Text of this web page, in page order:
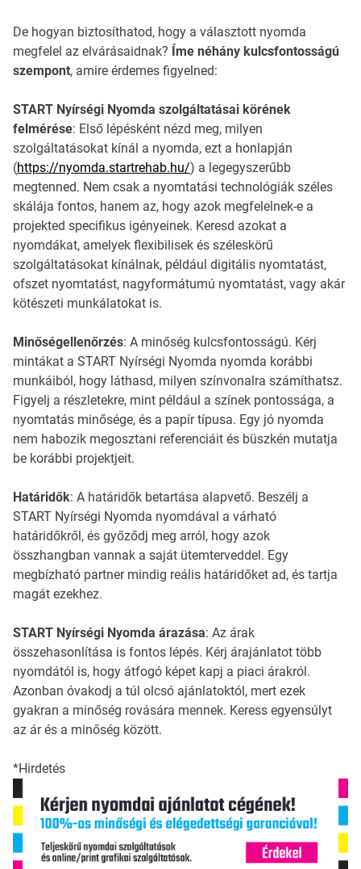
De hogyan biztosíthatod, hogy a választott nyomda
megfelel az elvárásaidnak? Íme néhány kulcsfontosságú
szempont, amire érdemes figyelned:
START Nyírségi Nyomda szolgáltatásai körének
felmérése: Első lépésként nézd meg, milyen
szolgáltatásokat kínál a nyomda, ezt a honlapján
(https://nyomda.startrehab.hu/) a legegyszerűbb
megtenned. Nem csak a nyomtatási technológiák széles
skálája fontos, hanem az, hogy azok megfelelnek-e a
projekted specifikus igényeinek. Keresd azokat a
nyomdákat, amelyek flexibilisek és széleskörű
szolgáltatásokat kínálnak, például digitális nyomtatást,
ofszet nyomtatást, nagyformátumú nyomtatást, vagy akár
kötészeti munkálatokat is.
Minőségellenőrzés: A minőség kulcsfontosságú. Kérj
mintákat a START Nyírségi Nyomda nyomda korábbi
munkáiból, hogy láthasd, milyen színvonalra számíthatsz.
Figyelj a részletekre, mint például a színek pontossága, a
nyomtatás minősége, és a papír típusa. Egy jó nyomda
nem habozik megosztani referenciáit és büszkén mutatja
be korábbi projektjeit.
Határidők: A határidők betartása alapvető. Beszélj a
START Nyírségi Nyomda nyomdával a várható
határidőkről, és győződj meg arról, hogy azok
összhangban vannak a saját ütemterveddel. Egy
megbízható partner mindig reális határidőket ad, és tartja
magát ezekhez.
START Nyírségi Nyomda árazása: Az árak
összehasonlítása is fontos lépés. Kérj árajánlatot több
nyomdától is, hogy átfogó képet kapj a piaci árakról.
Azonban óvakodj a túl olcsó ajánlatoktól, mert ezek
gyakran a minőség rovására mennek. Keress egyensúlyt
az ár és a minőség között.
*Hirdetés